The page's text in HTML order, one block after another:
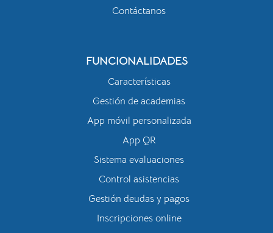
Contáctanos
FUNCIONALIDADES
Características
Gestión de academias
App móvil personalizada
App QR
Sistema evaluaciones
Control asistencias
Gestión deudas y pagos
Inscripciones online